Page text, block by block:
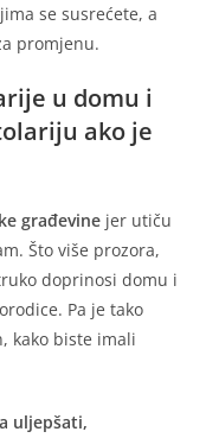
se susrećete, a
promjenu.
u domu i
ako je
građevine jer utiču
Što više prozora,
doprinosi domu i
Pa je tako
kako biste imali
uljepšati,